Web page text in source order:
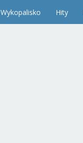
Wykopalisko Hity